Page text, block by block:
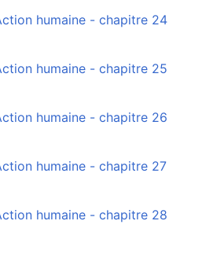
humaine - chapitre 24
humaine - chapitre 25
humaine - chapitre 26
humaine - chapitre 27
humaine - chapitre 28